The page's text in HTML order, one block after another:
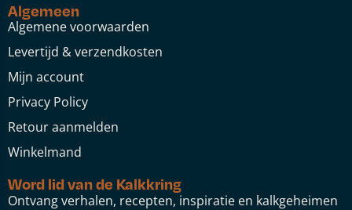
Algemeen
Algemene voorwaarden
Levertijd & verzendkosten
Mijn account
Privacy Policy
Retour aanmelden
Winkelmand
Word lid van de Kalkkring
Ontvang verhalen, recepten, inspiratie en kalkgeheimen